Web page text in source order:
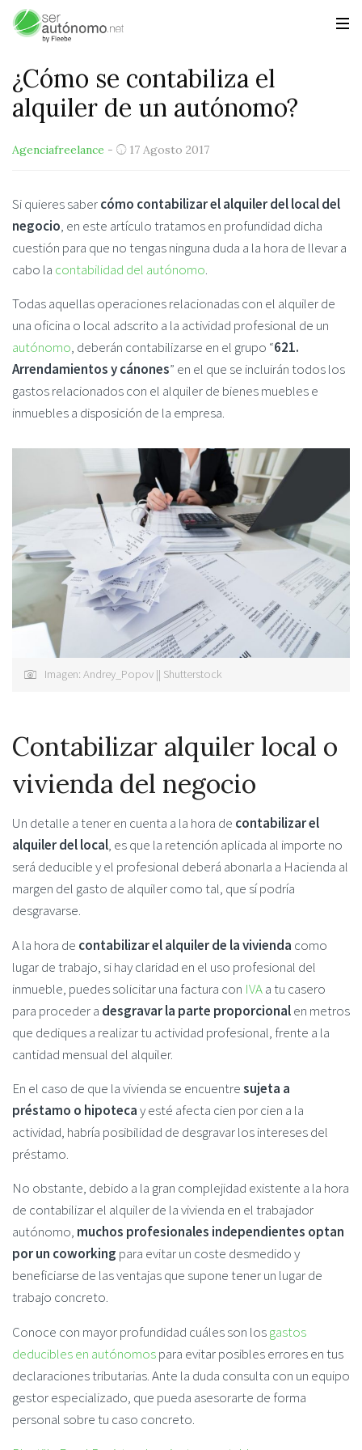
¿Cómo se contabiliza el
alquiler de un autónomo?
Agenciafreelance - 17 Agosto 2017
Si quieres sabercómo contabilizar el alquiler del local del
negocio, en este artículo tratamos en profundidad dicha
cuestión para que no tengas ninguna duda a la hora de llevar a
cabo la contabilidad del autónomo.
Todas aquellas operaciones relacionadas con el alquiler de
una oficina o local adscrito a la actividad profesional de un
autónomo, deberán contabilizarse en el grupo “621.
Arrendamientos y cánones” en el que se incluirán todos los
gastos relacionados con el alquiler de bienes muebles e
inmuebles a disposición de la empresa.
Imagen: Andrey_Popov || Shutterstock
Contabilizar alquiler local o
vivienda del negocio
Un detalle a tener en cuenta a la hora de contabilizar el
alquiler del local, es que la retención aplicada al importe no
será deducible y el profesional deberá abonarla a Hacienda al
margen del gasto de alquiler como tal, que sí podría
desgravarse.
A la hora de contabilizar el alquiler de la vivienda como
lugar de trabajo, si hay claridad en el uso profesional del
inmueble, puedes solicitar una factura con IVAa tu casero
para proceder a desgravar la parte proporcionalen metros
que dediques a realizar tu actividad profesional, frente a la
cantidad mensual del alquiler.
En el caso de que la vivienda se encuentresujeta a
préstamo o hipotecay esté afecta cien por cien a la
actividad, habría posibilidad de desgravar los intereses del
préstamo.
No obstante, debido a la gran complejidad existente a la hora
de contabilizar el alquiler de la vivienda en el trabajador
autónomo, muchos profesionales independientes optan
por un coworking para evitar un coste desmedido y
beneficiarse de las ventajas que supone tener un lugar de
trabajo concreto.
Conoce con mayor profundidad cuáles son losgastos
deduciblesen autónomospara evitar posibles errores en tus
declaraciones tributarias. Ante la duda consulta con un equipo
gestor especializado, que pueda asesorarte de forma
personal sobre tu caso concreto.